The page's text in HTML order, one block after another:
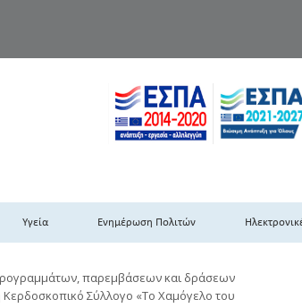
Περιφέρεια Πελοποννήσου- Ιονίων Νήσων-Ηπείρου
Υγεία Ενημέρωση Πολιτών
παρεμβάσεων και δράσεων
Σύλλογο «Το Χαμόγελο του